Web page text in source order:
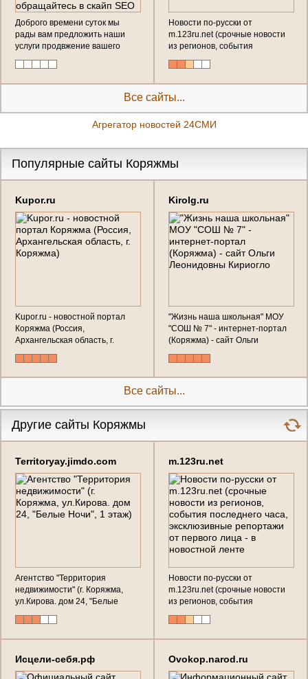
Доброго времени суток мы
рады вам предложить наши
услуги продвжение вашего
интернет ресурса в любом
направлении примеры
имеються по всем вопросам
PRO1 все обьесню и покажу
примеры последних работ
(Россия, Архангельская
Новости по-русски от
m.123ru.net (срочные новости
из регионов, события
последнего часа, эксклюзивные
репортажи от первого лица - в
новостной ленте
Все сайты...
Агрегатор новостей 24СМИ
Популярные сайты Коряжмы
Kupor.ru
Kupor.ru - новостной портал
Коряжма (Россия,
Архангельская область, г.
Kirolg.ru
"Жизнь наша школьная" МОУ
"СОШ № 7" - интернет-портал
(Коряжма) - сайт Ольги
Все сайты...
Другие сайты Коряжмы
Territoryay.jimdo.com
Агентство "Территория
недвижимости" (г. Коряжма,
ул.Кирова. дом 24, "Белые
Ночи", 1 этаж)
m.123ru.net
Новости по-русски от
m.123ru.net (срочные новости
из регионов, события
последнего часа, эксклюзивные
репортажи от первого лица - в
новостной ленте
Исцели-себя.рф Ovokop.narod.ru